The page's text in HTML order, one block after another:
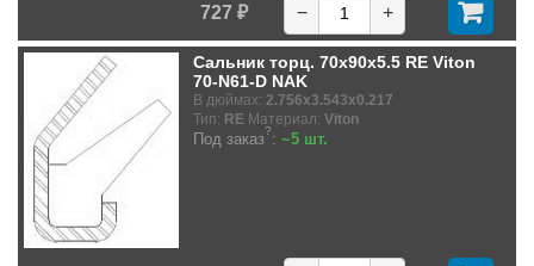
727 ₽ − +
Сальник торц. 70x90x5.5 RE Viton
70-N61-D NAK
В дюймах: 2.756x3.543x0.217
Тип: RE Материал: Viton
Под заказ?: ~5 шт.